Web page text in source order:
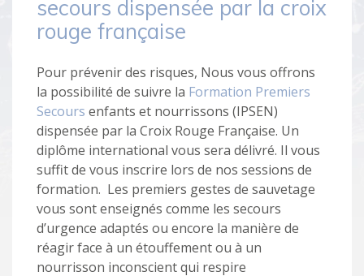
secours dispensée par la croix
rouge française
Pour prévenir des risques, Nous vous offrons
la possibilité de suivre la Formation Premiers
Secours enfants et nourrissons (IPSEN)
dispensée par la Croix Rouge Française. Un
diplôme international vous sera délivré. Il vous
suffit de vous inscrire lors de nos sessions de
formation. Les premiers gestes de sauvetage
vous sont enseignés comme les secours
d’urgence adaptés ou encore la manière de
réagir face à un étouffement ou à un
nourrisson inconscient qui respire